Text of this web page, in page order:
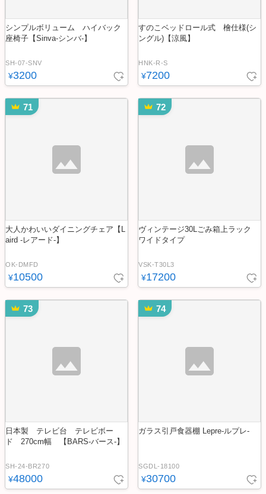
シンプルボリューム ハイバック
座椅子【Sinva-シンバ-】
SH-07-SNV
¥3200
すのこベッドロール式 檜仕様(シ
ングル)【涼風】
HNK-R-S
¥7200
71
大人かわいいダイニングチェア【L
aird -レアード-】
OK-DMFD
¥10500
72
ヴィンテージ30Lごみ箱上ラック
ワイドタイプ
VSK-T30L3
¥17200
73
日本製 テレビ台 テレビボー
ド 270cm幅 【BARS-バース-】
SH-24-BR270
¥48000
74
ガラス引戸食器棚 Lepre-ルプレ-
SGDL-18100
¥30700